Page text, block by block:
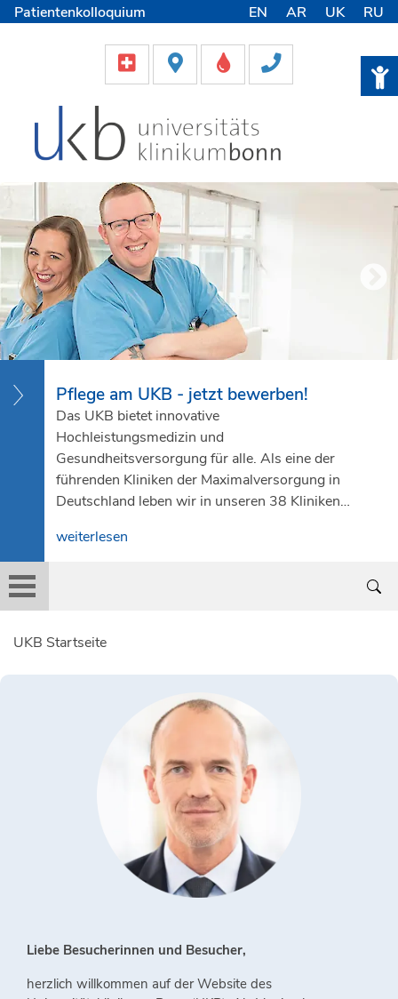
Patientenkolloquium
Lob & Beschwerde
Karriere
Helfen & Spenden
Medien
EN AR UK RU
Pflege am UKB - jetzt bewerben!
Das UKB bietet innovative
Hochleistungsmedizin und
Gesundheitsversorgung für alle. Als eine der
führenden Kliniken der Maximalversorgung in
Deutschland leben wir in unseren 38 Kliniken
Spitzenmedizin in all ihren Facetten. Immer am
weiterlesen
UKB Startseite
Liebe Besucherinnen und Besucher,
herzlich willkommen auf der Website des